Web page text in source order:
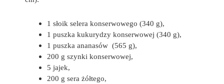
1 słoik selera konserwowego (340 g),
1 puszka kukurydzy konserwowej (340 g),
1 puszka ananasów (565 g),
200 g szynki konserwowej,
5 jajek,
200 g sera żółtego,